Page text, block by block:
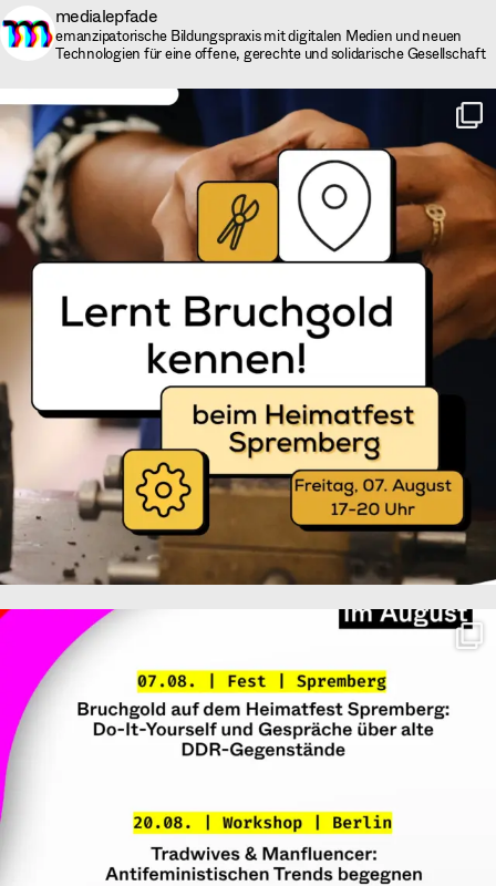
medialepfade
emanzipatorische Bildungspraxis mit digitalen Medien und neuen
Technologien für eine offene, gerechte und solidarische Gesellschaft